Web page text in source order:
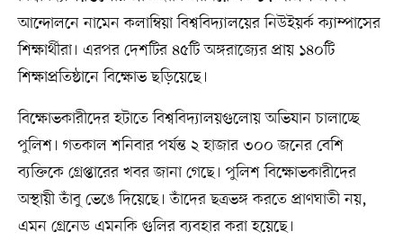
আন্দোলনে নামেন কলাম্বিয়া বিশ্ববিদ্যালয়ের নিউইয়র্ক ক্যাম্পাসের
শিক্ষার্থীরা। এরপর দেশটির ৪৫টি অঙ্গরাজ্যের প্রায় ১৪০টি
শিক্ষাপ্রতিষ্ঠানে বিক্ষোভ ছড়িয়েছে।
বিক্ষোভকারীদের হটাতে বিশ্ববিদ্যালয়গুলোয় অভিযান চালাচ্ছে
পুলিশ। গতকাল শনিবার পর্যন্ত ২ হাজার ৩০০ জনের বেশি
ব্যক্তিকে গ্রেপ্তারের খবর জানা গেছে। পুলিশ বিক্ষোভকারীদের
অস্থায়ী তাঁবু ভেঙে দিয়েছে। তাঁদের ছত্রভঙ্গ করতে প্রাণঘাতী নয়,
এমন গ্রেনেড এমনকি গুলির ব্যবহার করা হয়েছে।